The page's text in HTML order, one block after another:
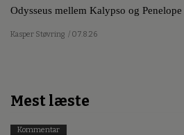
Odysseus mellem Kalypso og Penelope
Kasper Støvring / 07.8.26
Mest læste
Kommentar